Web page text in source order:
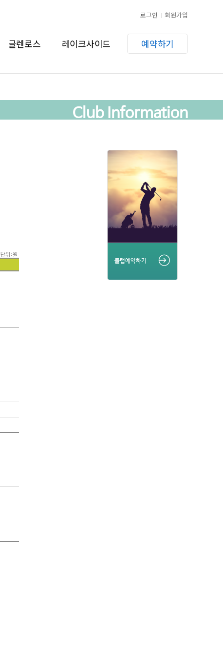
로그인 회원가입
글렌로스 레이크사이드 예약하기
Club Information
클럽예약하기
단위 : 원